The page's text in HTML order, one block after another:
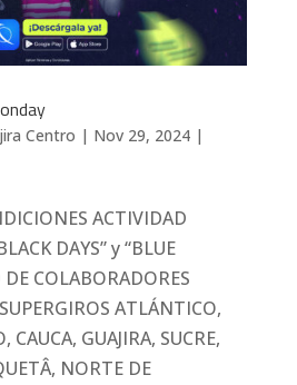
Centro | Nov 29, 2024|
ACTIVIDAD
DAYS” y “BLUE
COLABORADORES
ATLÁNTICO,
GUAJIRA, SUCRE,
NORTE DE